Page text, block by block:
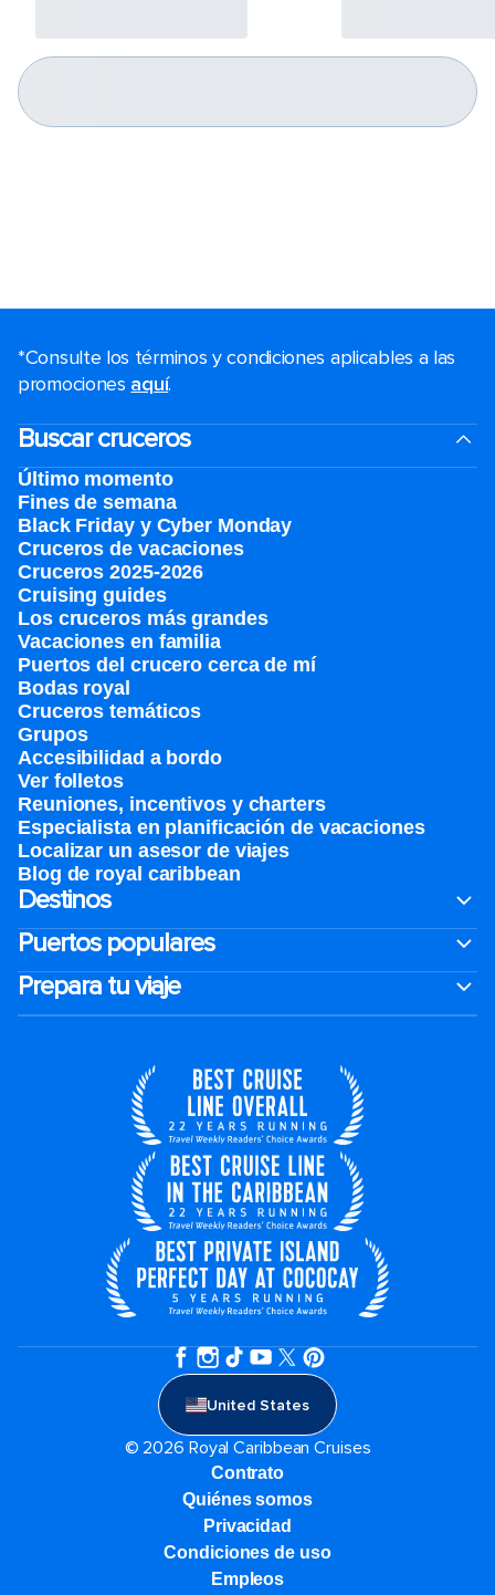
*Consulte los términos y condiciones aplicables a las
promociones aquí.
Buscar cruceros
Último momento
Fines de semana
Black Friday y Cyber Monday
Cruceros de vacaciones
Cruceros 2025-2026
Cruising guides
Los cruceros más grandes
Vacaciones en familia
Puertos del crucero cerca de mí
Bodas royal
Cruceros temáticos
Grupos
Accesibilidad a bordo
Ver folletos
Reuniones, incentivos y charters​
Especialista en planificación de vacaciones
Localizar un asesor de viajes
Blog de royal caribbean
Destinos
Puertos populares
Prepara tu viaje
United States
© 2026 Royal Caribbean Cruises
Contrato
Quiénes somos
Privacidad
Condiciones de uso
Empleos